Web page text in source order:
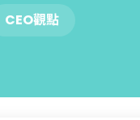
CEO觀點